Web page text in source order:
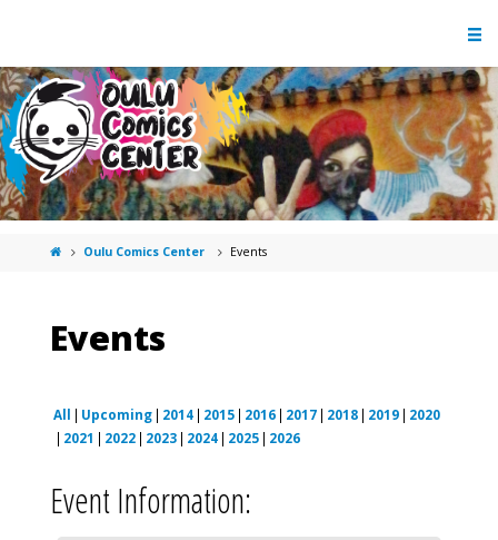
Oulu Comics Center Events
Events
All Upcoming 2014 2015 2016 2017 2018 2019
2020
2021
2022 2023 2024 2025 2026
Event Information: